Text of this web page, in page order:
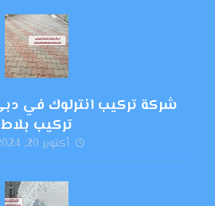
تركيب بلاط
أكتوبر 20, 2024